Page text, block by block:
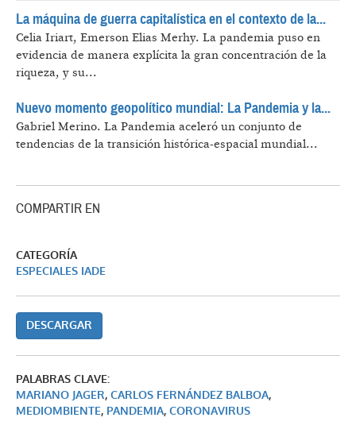
La máquina de guerra capitalística en el contexto de la...
Celia Iriart, Emerson Elias Merhy. La pandemia puso en
evidencia de manera explícita la gran concentración de la
riqueza, y su...
Nuevo momento geopolítico mundial: La Pandemia y la...
Gabriel Merino. La Pandemia aceleró un conjunto de
tendencias de la transición histórica-espacial mundial...
COMPARTIR EN
CATEGORÍA
ESPECIALES IADE
DESCARGAR
PALABRAS CLAVE:
MARIANO JAGER, CARLOS FERNÁNDEZ BALBOA,
MEDIOMBIENTE, PANDEMIA, CORONAVIRUS